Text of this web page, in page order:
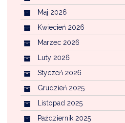
Maj 2026
Kwiecień 2026
Marzec 2026
Luty 2026
Styczeń 2026
Grudzień 2025
Listopad 2025
Październik 2025